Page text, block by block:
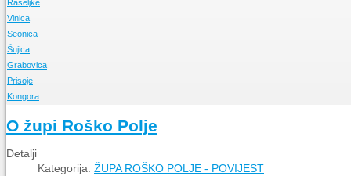
Rašeljke
Vinica
Seonica
Događanja
Šujica
O Župi
Grabovica
Događanja
Prisoje
O Župi
Kongora
Događanja
O župi Roško Polje
Detalji
Kategorija: ŽUPA ROŠKO POLJE - POVIJEST